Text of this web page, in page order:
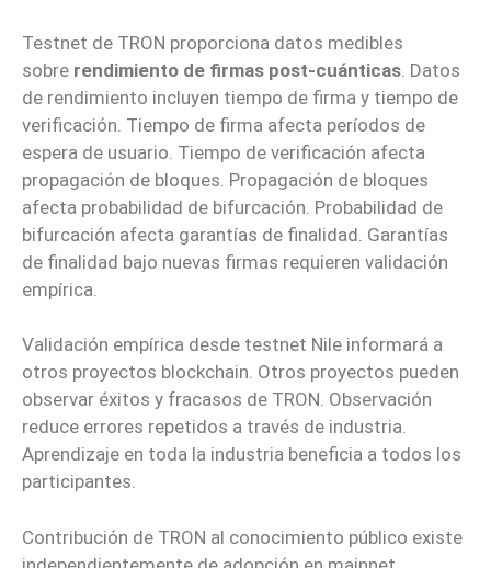
Testnet de TRON proporciona datos medibles
sobre rendimiento de firmas post-cuánticas . Datos
de rendimiento incluyen tiempo de firma y tiempo de
verificación. Tiempo de firma afecta períodos de
espera de usuario. Tiempo de verificación afecta
propagación de bloques. Propagación de bloques
afecta probabilidad de bifurcación. Probabilidad de
bifurcación afecta garantías de finalidad. Garantías
de finalidad bajo nuevas firmas requieren validación
empírica.
Validación empírica desde testnet Nile informará a
otros proyectos blockchain. Otros proyectos pueden
observar éxitos y fracasos de TRON. Observación
reduce errores repetidos a través de industria.
Aprendizaje en toda la industria beneficia a todos los
participantes.
Contribución de TRON al conocimiento público existe